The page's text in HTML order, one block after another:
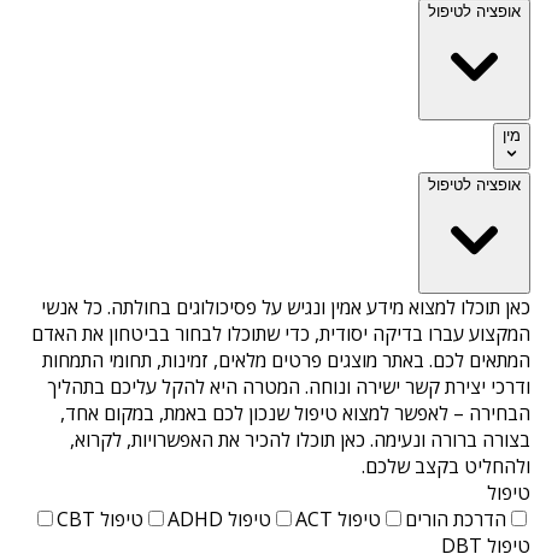
אופציה לטיפול
מין
אופציה לטיפול
כאן תוכלו למצוא מידע אמין ונגיש על פסיכולוגים בחולתה. כל אנשי
המקצוע עברו בדיקה יסודית, כדי שתוכלו לבחור בביטחון את האדם
המתאים לכם. באתר מוצגים פרטים מלאים, זמינות, תחומי התמחות
ודרכי יצירת קשר ישירה ונוחה. המטרה היא להקל עליכם בתהליך
הבחירה – לאפשר למצוא טיפול שנכון לכם באמת, במקום אחד,
בצורה ברורה ונעימה. כאן תוכלו להכיר את האפשרויות, לקרוא,
ולהחליט בקצב שלכם.
טיפול
הדרכת הורים
טיפול ACT טיפול ADHD
טיפול CBT
טיפול DBT